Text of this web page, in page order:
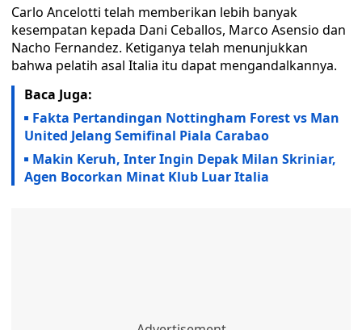
Carlo Ancelotti telah memberikan lebih banyak
kesempatan kepada Dani Ceballos, Marco Asensio dan
Nacho Fernandez. Ketiganya telah menunjukkan
bahwa pelatih asal Italia itu dapat mengandalkannya.
Baca Juga:
Fakta Pertandingan Nottingham Forest vs Man
United Jelang Semifinal Piala Carabao
Makin Keruh, Inter Ingin Depak Milan Skriniar,
Agen Bocorkan Minat Klub Luar Italia